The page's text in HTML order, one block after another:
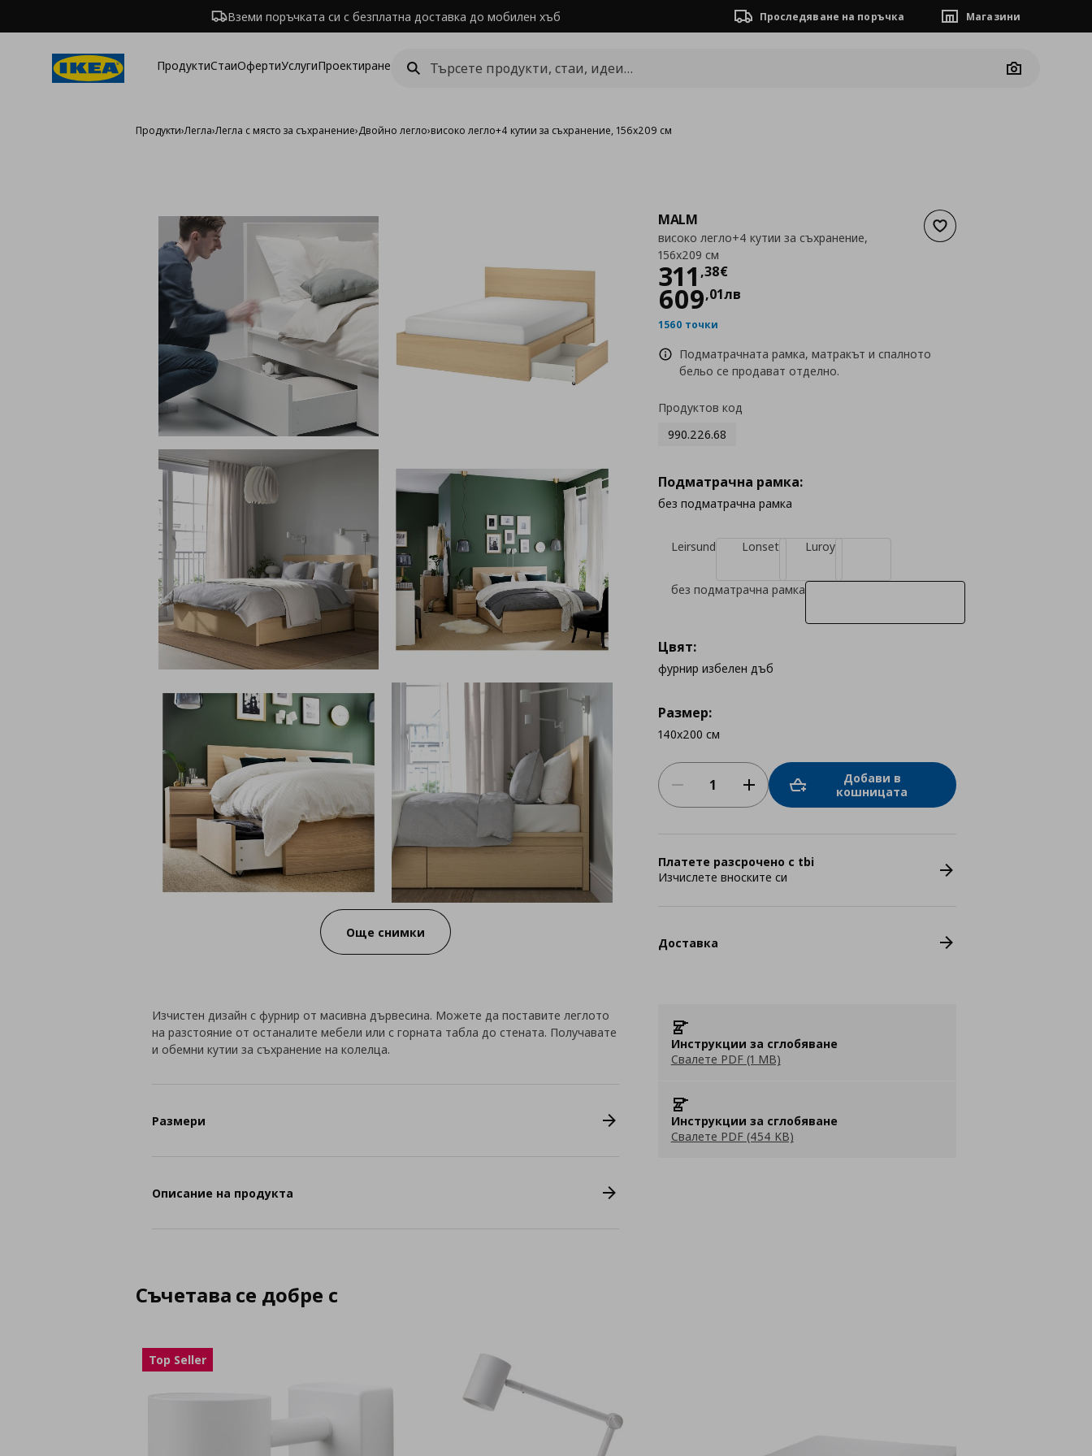
Вземи поръчката си с безплатна доставка до мобилен хъб Проследяване на поръчка Магазини
ПродуктиСтаиОфертиУслугиПроектиране
Camera
Продукти›Легла›Легла с място за съхранение›Двойно легло›високо легло+4 кутии за съхранение, 156x209 см
Още снимки
Добави към списъка с
MALM
високо легло+4 кутии за съхранение,
156x209 см
311 ,38€
Цена
609,01лв
1560 точки
Подматрачната рамка, матракът и спалното
бельо се продават отделно.
Продуктов код
990.226.68
Подматрачна рамка:
без подматрачна рамка
Leirsund Lonset Luroy
без подматрачна рамка
Цвят:
фурнир избелен дъб
Размер:
140x200 см
Добави в
кошницата
Платете разсрочено с tbi
Изчислете вноските си
Доставка
Инструкции за сглобяване
Свалете PDF (1 MB)
Инструкции за сглобяване
Свалете PDF (454 KB)
Изчистен дизайн с фурнир от масивна дървесина. Можете да поставите леглото
на разстояние от останалите мебели или с горната табла до стената. Получавате
и обемни кутии за съхранение на колелца.
Размери
Описание на продукта
Съчетава се добре с
Top Seller